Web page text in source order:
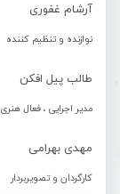
آرشام غفوری
نوازنده و تنظیم کننده
طالب پیل افکن
مدیر اجرایی ، فعال هنری
مهدی بهرامی
کارگردان و تصویربردار